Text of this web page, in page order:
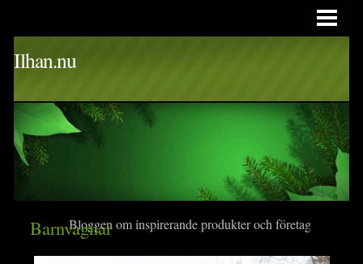
Ilhan.nu
Bloggen om inspirerande produkter och företag
Barnvagnar